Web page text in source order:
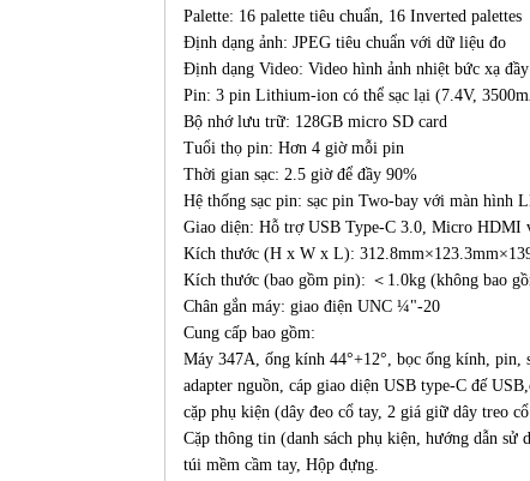
Palette: 16 palette tiêu chuẩn, 16 Inverted palettes
Định dạng ảnh: JPEG tiêu chuẩn với dữ liệu đo
Định dạng Video: Video hình ảnh nhiệt bức xạ
Pin: 3 pin Lithium-ion có thể sạc lại (7.4V,
Bộ nhớ lưu trữ: 128GB micro SD card
Tuổi thọ pin: Hơn 4 giờ mỗi pin
Thời gian sạc: 2.5 giờ để đầy 90%
Hệ thống sạc pin: sạc pin Two-bay với màn hình
Giao diện: Hỗ trợ USB Type-C 3.0, Micro HDMI
Kích thước (H x W x L):
Kích thước (bao gồm pin): ＜1.0kg (không bao
Chân gắn máy: giao điện UNC ¼"-20
Cung cấp bao gồm:
Máy 347A, ống kính 44°+12°, bọc ống kính, pin,
adapter nguồn, cáp giao diện USB type-C đế
cặp phụ kiện (dây đeo cổ tay, 2 giá giữ dây treo
Cặp thông tin (danh sách phụ kiện, hướng dẫn
túi mềm cầm tay, Hộp đựng.